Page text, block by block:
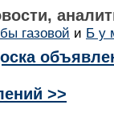
газовой и Б у
>>